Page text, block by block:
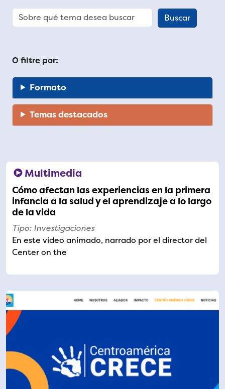
O filtre por:
Formato
Temas destacados
Multimedia
Cómo afectan las experiencias en la primera
infancia a la salud y el aprendizaje a lo largo
de la vida
Tipo: Investigaciones
En este vídeo animado, narrado por el director del
Center on the